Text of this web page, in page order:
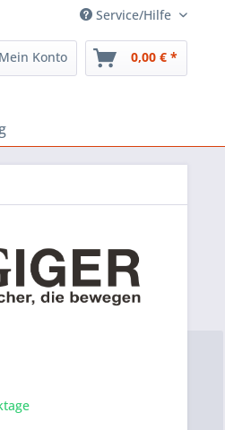
Service/Hilfe
Mein Konto 0,00 € *